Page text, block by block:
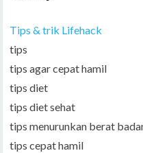
Tips & trik Lifehack
tips
tips agar cepat hamil
tips diet
tips diet sehat
tips menurunkan berat
tips cepat hamil